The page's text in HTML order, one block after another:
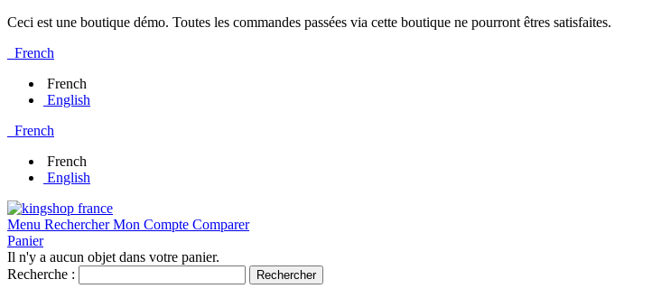
Ceci est une boutique démo. Toutes les commandes passées via cette boutique ne pourront êtres satisfaites.
French
French
English
French
French
English
Menu Rechercher Mon Compte Comparer
Panier
Il n'y a aucun objet dans votre panier.
Recherche :
Rechercher